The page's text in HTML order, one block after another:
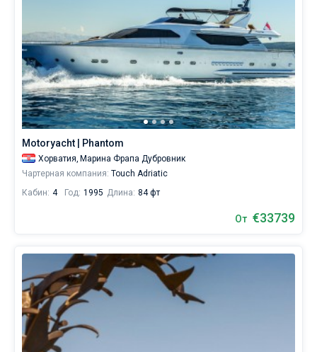
Motoryacht | Phantom
Хорватия, Марина Фрапа Дубровник
Чартерная компания: Touch Adriatic
Кабин: 4 Год: 1995 Длина: 84 фт
От €33739